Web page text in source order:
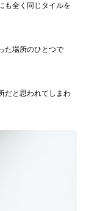
も全く同じタイルを
た場所のひとつで
だと思われてしまわ